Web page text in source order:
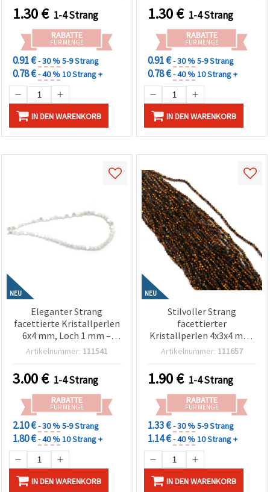
leuchtendem Glanz ~200
Stk.
1.30€ 1-4 Strang
RABATTE
FÜR MENGE
0.91 €- 30 %5-9 Strang
0.78 €- 40 %10 Strang +
IN DEN WARENKORB
Glanz ca. 220 Stück für
Schmuck basteln DIY
1.30€ 1-4 Strang
RABATTE
FÜR MENGE
0.91 €- 30 %5-9 Strang
0.78 €- 40 %10 Strang +
IN DEN WARENKORB
NEU
Eleganter Strang
facettierte Kristallperlen
6x4 mm, Loch 1 mm –
luxuriös opak
schimmernder AB-
Beschichtung, ca. 100
Stück
Artikelnummer: 111541
3.00€ 1-4 Strang
RABATTE
FÜR MENGE
2.10 €- 30 %5-9 Strang
1.80 €- 40 %10 Strang +
IN DEN WARENKORB
NEU
Stilvoller Strang
facettierter
Kristallperlen 4x3x4 mm,
Loch 1 mm – galvanisiert
poliertem Metallic-
Finish, ca. 75 Stück
(Bastelperlen)
Artikelnummer: 111657
1.90€ 1-4 Strang
RABATTE
FÜR MENGE
1.33 €- 30 %5-9 Strang
1.14 €- 40 %10 Strang +
IN DEN WARENKORB